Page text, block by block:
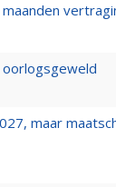
maar